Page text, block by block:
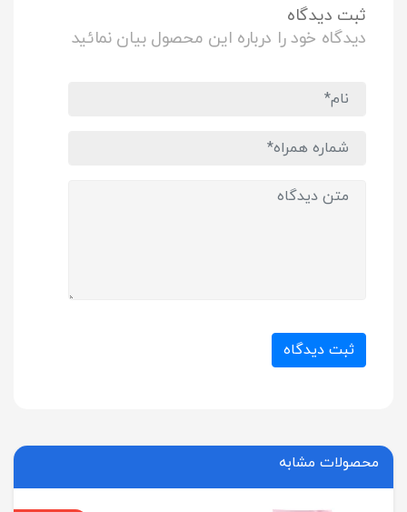
ثبت دیدگاه
دیدگاه خود را درباره این محصول بیان نمائید
ثبت دیدگاه
محصولات مشابه